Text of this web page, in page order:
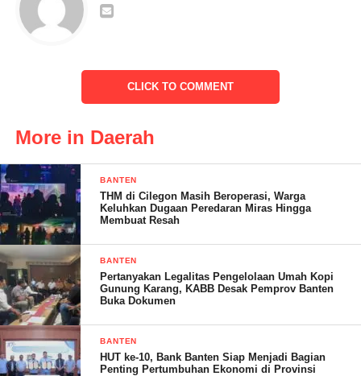
RELAWAN 2024 ( FOKAR24)
Ditempat terpisah Didin Burhanudin Kasatpol PP Kecamatan
Cigeulis mengatakan via pesan whatssapnya
” Kesini ajah bapak, kita bareng-bareng silaturahmi kedokter
rijalnya.
Surat-suratnya lagi diproses Pak, tinggal menunggu
penyelesaianya katanya, tadi saya ketemu dengan
perantaraannya pak.
CLICK TO COMMENT
More in Daerah
BANTEN
THM di Cilegon Masih Beroperasi, Warga
Keluhkan Dugaan Peredaran Miras Hingga
Membuat Resah
BANTEN
Pertanyakan Legalitas Pengelolaan Umah Kopi
Gunung Karang, KABB Desak Pemprov Banten
Buka Dokumen
BANTEN
HUT ke-10, Bank Banten Siap Menjadi Bagian
Penting Pertumbuhan Ekonomi di Provinsi